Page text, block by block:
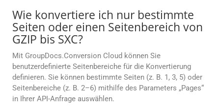
Wie konvertiere ich nur bestimmte
Seiten oder einen Seitenbereich von
GZIP bis SXC?
Mit GroupDocs.Conversion Cloud können Sie
benutzerdefinierte Seitenbereiche für die Konvertierung
definieren. Sie können bestimmte Seiten (z. B. 1, 3, 5) oder
Seitenbereiche (z. B. 2–6) mithilfe des Parameters „Pages“
in Ihrer API-Anfrage auswählen.